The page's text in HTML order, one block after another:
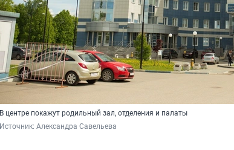
В центре покажут родильный зал, отделения и палаты
Источник: Александра Савельева